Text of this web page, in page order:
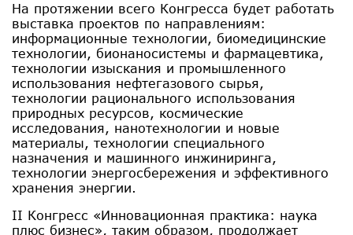
На протяжении всего Конгресса будет работать
выставка проектов по направлениям:
информационные технологии, биомедицинские
технологии, бионаносистемы и фармацевтика,
технологии изыскания и промышленного
использования нефтегазового сырья,
технологии рационального использования
природных ресурсов, космические
исследования, нанотехнологии и новые
материалы, технологии специального
назначения и машинного инжиниринга,
технологии энергосбережения и эффективного
хранения энергии.
II Конгресс «Инновационная практика: наука
плюс бизнес», таким образом, продолжает